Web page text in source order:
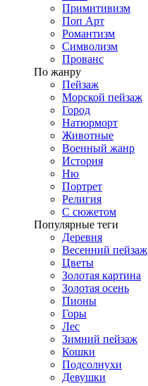
Примитивизм
Поп Арт
Романтизм
Символизм
Прованс
По жанру
Пейзаж
Морской пейзаж
Город
Натюрморт
Животные
Военный жанр
История
Ню
Портрет
Религия
С сюжетом
Популярные теги
Деревня
Весенний пейзаж
Цветы
Золотая картина
Золотая осень
Пионы
Горы
Лес
Зимний пейзаж
Кошки
Подсолнухи
Девушки